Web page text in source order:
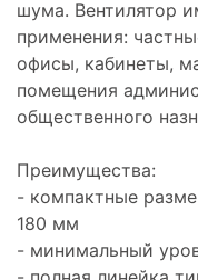
шума. Вентилятор
применения:
офисы, кабинеты,
помещения
общественного
Преимущества:
- компактные
180 мм
- минимальный